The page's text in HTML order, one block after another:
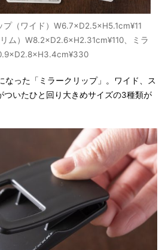
プ（ワイド）W6.7×D2.5×H5.1cm¥11
ム）W8.2×D2.6×H2.31cm¥110、ミラ
なった「ミラークリップ」。ワイド、ス
ついたひと回り大きめサイズの3種類が